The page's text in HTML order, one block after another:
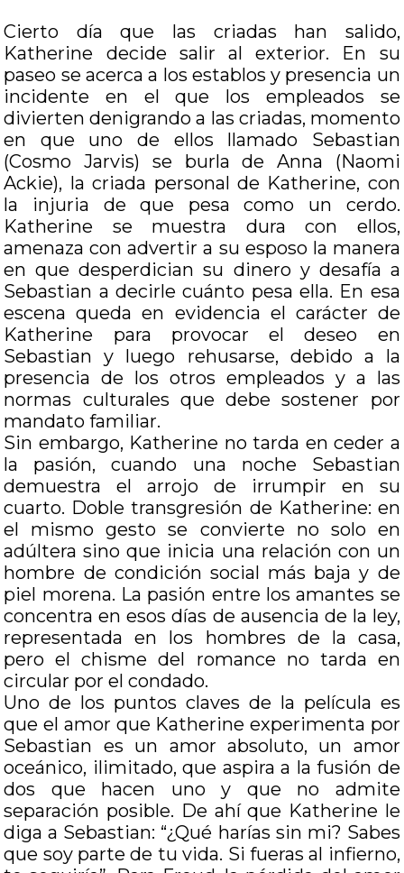
Cierto día que las criadas han salido,
Katherine decide salir al exterior. En su
paseo se acerca a los establos y presencia un
incidente en el que los empleados se
divierten denigrando a las criadas, momento
en que uno de ellos llamado Sebastian
(Cosmo Jarvis) se burla de Anna (Naomi
Ackie), la criada personal de Katherine, con
la injuria de que pesa como un cerdo.
Katherine se muestra dura con ellos,
amenaza con advertir a su esposo la manera
en que desperdician su dinero y desafía a
Sebastian a decirle cuánto pesa ella. En esa
escena queda en evidencia el carácter de
Katherine para provocar el deseo en
Sebastian y luego rehusarse, debido a la
presencia de los otros empleados y a las
normas culturales que debe sostener por
mandato familiar.
Sin embargo, Katherine no tarda en ceder a
la pasión, cuando una noche Sebastian
demuestra el arrojo de irrumpir en su
cuarto. Doble transgresión de Katherine: en
el mismo gesto se convierte no solo en
adúltera sino que inicia una relación con un
hombre de condición social más baja y de
piel morena. La pasión entre los amantes se
concentra en esos días de ausencia de la ley,
representada en los hombres de la casa,
pero el chisme del romance no tarda en
circular por el condado.
Uno de los puntos claves de la película es
que el amor que Katherine experimenta por
Sebastian es un amor absoluto, un amor
oceánico, ilimitado, que aspira a la fusión de
dos que hacen uno y que no admite
separación posible. De ahí que Katherine le
diga a Sebastian: “¿Qué harías sin mi? Sabes
que soy parte de tu vida. Si fueras al infierno,